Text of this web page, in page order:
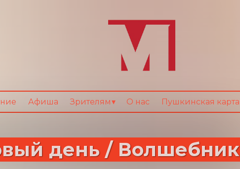
Афиша Зрителям О нас Пушкинская карта
день / Волшебник